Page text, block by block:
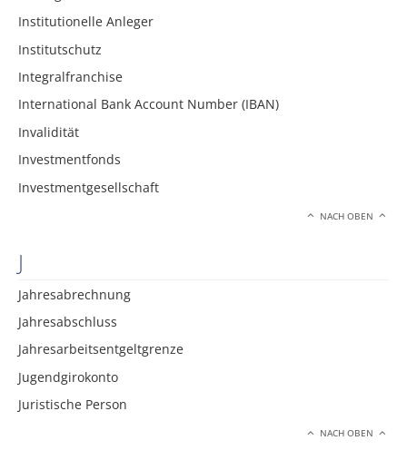
Institutionelle Anleger
Institutschutz
Integralfranchise
International Bank Account Number (IBAN)
Invalidität
Investmentfonds
Investmentgesellschaft
NACH OBEN
J
Jahresabrechnung
Jahresabschluss
Jahresarbeitsentgeltgrenze
Jugendgirokonto
Juristische Person
NACH OBEN